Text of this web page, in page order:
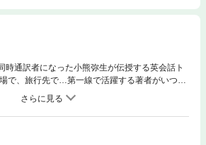
時通訳者になった小熊弥生が伝授する英会話ト
で、旅行先で…第一線で活躍する著者がいつも
で、英会話はどんどん上達します！※音声デー
ージから無料でダウンロードできます。電子書
わけではございませんので、あらかじめご了承